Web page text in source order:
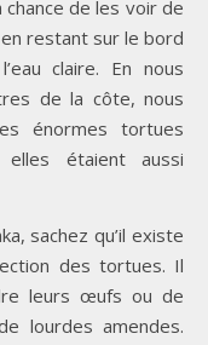
de les voir de
restant sur le bord
claire. En nous
de la côte, nous
énormes tortues
elles étaient aussi
sachez qu’il existe
des tortues. Il
leurs œufs ou de
lourdes amendes.